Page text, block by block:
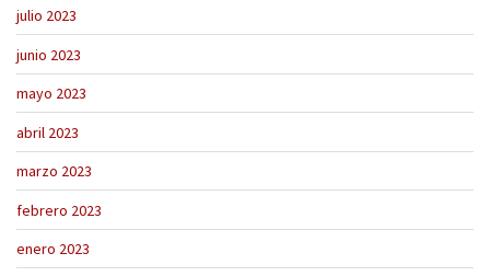
julio 2023
junio 2023
mayo 2023
abril 2023
marzo 2023
febrero 2023
enero 2023